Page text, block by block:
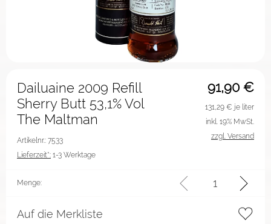
91,90 €
Dailuaine 2009 Refill
Sherry Butt 53,1% Vol
The Maltman
Artikelnr.: 7533
Lieferzeit*: 1-3 Werktage
131,29 € je liter
inkl. 19% MwSt.
zzgl. Versand
Menge:
Auf die Merkliste